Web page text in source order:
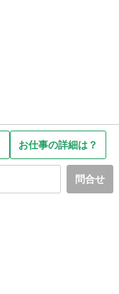
お仕事の詳細は？
問合せ